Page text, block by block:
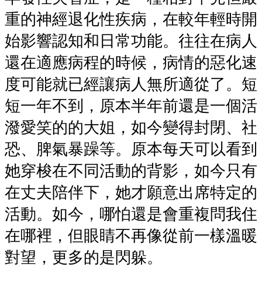
重的神經退化性疾病，在較年輕時開
始影響認知和日常功能。往往在病人
還在適應病程的時候，病情的惡化速
度可能就已經讓病人無所適從了。短
短一年不到，原本半年前還是一個活
潑愛笑的的大姐，如今變得封閉、社
恐、脾氣暴躁等。原本每天可以看到
她穿梭在不同活動的背影，如今只有
在丈夫陪伴下，她才願意出席特定的
活動。如今，哪怕還是會重複問我住
在哪裡，但眼睛不再像從前一樣溫暖
對望，更多的是閃躲。